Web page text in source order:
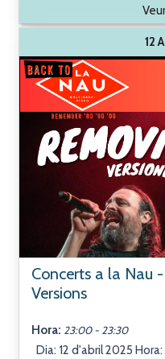
12
Concerts a la Nau
Versions
Hora: 23:00 - 23:30
Dia: 12 d'abril 2025